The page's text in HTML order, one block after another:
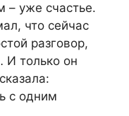
– уже счастье.
что сейчас
разговор,
И только он
с одним